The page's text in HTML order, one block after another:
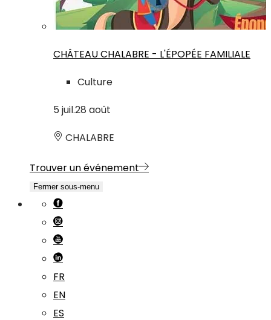
CHÂTEAU CHALABRE - L'ÉPOPÉE FAMILIALE
Culture
5 juil.28 août
CHALABRE
Trouver un événement
Fermer sous-menu
FR
EN
ES